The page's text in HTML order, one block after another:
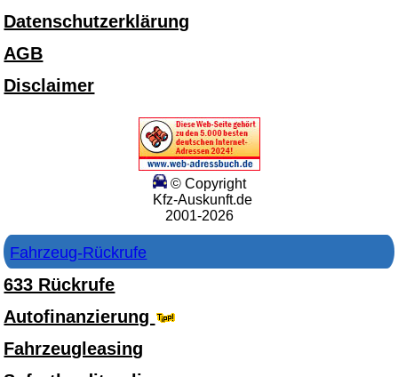
Datenschutzerklärung
AGB
Disclaimer
© Copyright
Kfz-Auskunft.de
2001-2026
Fahrzeug-Rückrufe
633 Rückrufe
Autofinanzierung
Fahrzeugleasing